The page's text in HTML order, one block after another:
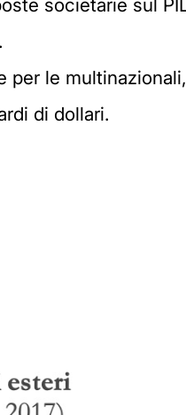
societarie sul
le
di dollari.